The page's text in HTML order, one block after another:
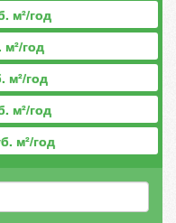
м²/год
м²/год
м²/год
м²/год
м²/год